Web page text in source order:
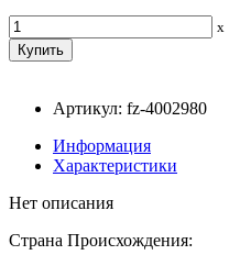
x
Артикул: fz-4002980
Информация
Характеристики
Нет описания
Страна Происхождения: